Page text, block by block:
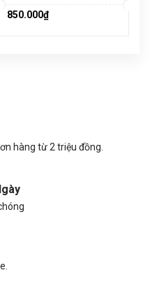
850.000₫
hàng từ 2 triệu đồng.